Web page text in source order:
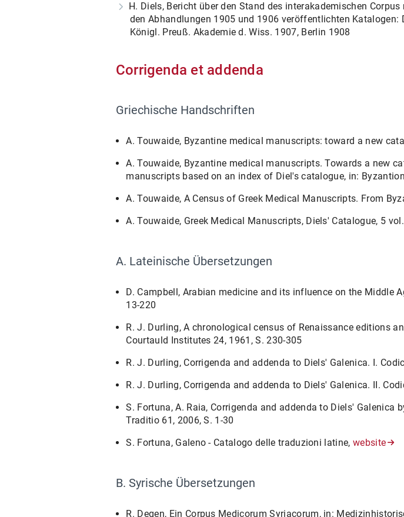
H. Diels, Bericht über den Stand des interakademischen
den Abhandlungen 1905 und 1906 veröffentlichten Katalogen:
Königl. Preuß. Akademie d. Wiss. 1907, Berlin 1908
Corrigenda et addenda
Griechische Handschriften
A. Touwaide, Byzantine medical manuscripts: toward a new
A. Touwaide, Byzantine medical manuscripts. Towards a new
manuscripts based on an index of Diel's catalogue, in:
A. Touwaide, A Census of Greek Medical Manuscripts. From
A. Touwaide, Greek Medical Manuscripts, Diels' Catalogue, 5
A. Lateinische Übersetzungen
D. Campbell, Arabian medicine and its influence on the Middle
13-220
R. J. Durling, A chronological census of Renaissance editions
Courtauld Institutes 24, 1961, S. 230-305
R. J. Durling, Corrigenda and addenda to Diels' Galenica. I.
R. J. Durling, Corrigenda and addenda to Diels' Galenica. II.
S. Fortuna, A. Raia, Corrigenda and addenda to Diels'
Traditio 61, 2006, S. 1-30
S. Fortuna, Galeno - Catalogo delle traduzioni latine, website
B. Syrische Übersetzungen
R. Degen, Ein Corpus Medicorum Syriacorum, in: